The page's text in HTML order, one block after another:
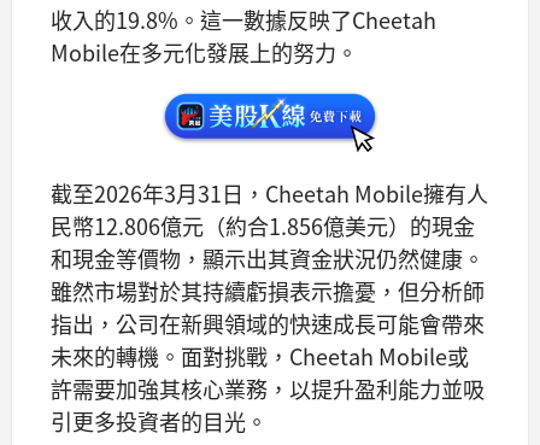
收入的19.8%。這一數據反映了Cheetah
Mobile在多元化發展上的努力。
截至2026年3月31日，Cheetah Mobile擁有人
民幣12.806億元（約合1.856億美元）的現金
和現金等價物，顯示出其資金狀況仍然健康。
雖然市場對於其持續虧損表示擔憂，但分析師
指出，公司在新興領域的快速成長可能會帶來
未來的轉機。面對挑戰，Cheetah Mobile或
許需要加強其核心業務，以提升盈利能力並吸
引更多投資者的目光。